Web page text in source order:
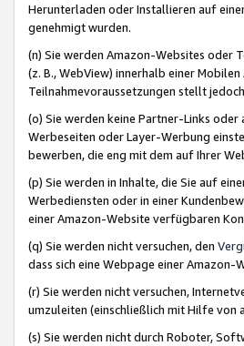
Herunterladen oder Installieren auf
genehmigt wurden.
(n) Sie werden Amazon-Websites oder
(z. B., WebView) innerhalb einer
Teilnahmevoraussetzungen stellt
(o) Sie werden keine Partner-Links
Werbeseiten oder Layer-Werbung
bewerben, die eng mit dem auf Ihrer
(p) Sie werden in Inhalte, die Sie auf
Werbediensten oder in einer
einer Amazon-Website verfügbaren
(q) Sie werden nicht versuchen, den
dass sich eine Webpage einer
(r) Sie werden nicht versuchen,
umzuleiten (einschließlich mit Hilfe
(s) Sie werden nicht durch Roboter,